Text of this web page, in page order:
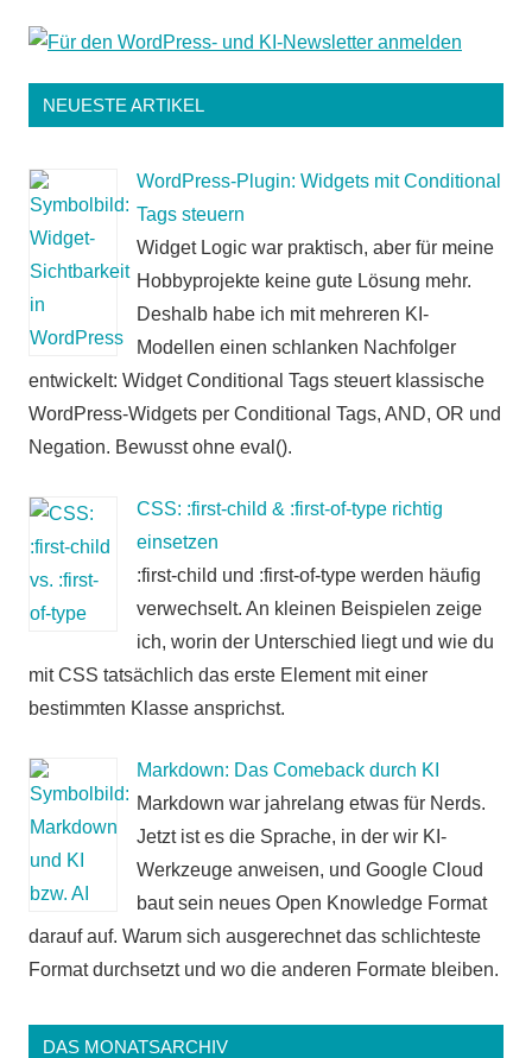
NEUESTE ARTIKEL
WordPress-Plugin: Widgets mit Conditional
Tags steuern
Widget Logic war praktisch, aber für meine
Hobbyprojekte keine gute Lösung mehr.
Deshalb habe ich mit mehreren KI-
Modellen einen schlanken Nachfolger
entwickelt: Widget Conditional Tags steuert klassische
WordPress-Widgets per Conditional Tags, AND, OR und
Negation. Bewusst ohne eval().
CSS: :first-child & :first-of-type richtig
einsetzen
:first-child und :first-of-type werden häufig
verwechselt. An kleinen Beispielen zeige
ich, worin der Unterschied liegt und wie du
mit CSS tatsächlich das erste Element mit einer
bestimmten Klasse ansprichst.
Markdown: Das Comeback durch KI
Markdown war jahrelang etwas für Nerds.
Jetzt ist es die Sprache, in der wir KI-
Werkzeuge anweisen, und Google Cloud
baut sein neues Open Knowledge Format
darauf auf. Warum sich ausgerechnet das schlichteste
Format durchsetzt und wo die anderen Formate bleiben.
DAS MONATSARCHIV